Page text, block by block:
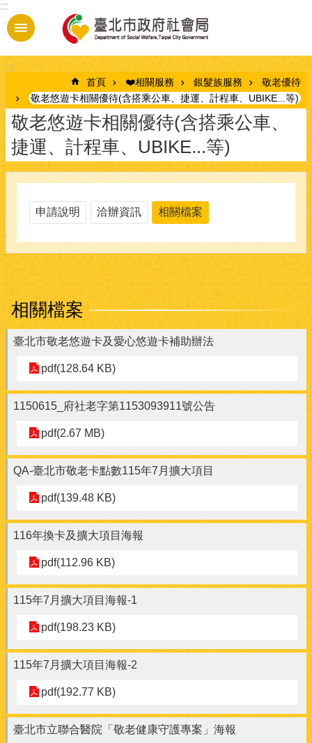
跳到主要內容區塊
:::
:::
首頁 ❤️相關服務 銀髮族服務
敬老優待
敬老悠遊卡相關優待(含搭乘公車、捷運、計程車、UBIKE...等)
敬老悠遊卡相關優待(含搭乘公車、
捷運、計程車、UBIKE...等)
申請說明 洽辦資訊 相關檔案
相關檔案
臺北市敬老悠遊卡及愛心悠遊卡補助辦法
pdf(128.64 KB)
1150615_府社老字第1153093911號公告
pdf(2.67 MB)
QA-臺北市敬老卡點數115年7月擴大項目
pdf(139.48 KB)
116年換卡及擴大項目海報
pdf(112.96 KB)
115年7月擴大項目海報-1
pdf(198.23 KB)
115年7月擴大項目海報-2
pdf(192.77 KB)
臺北市立聯合醫院「敬老健康守護專案」海報